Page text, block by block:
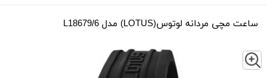
ساعت مچی مردانه لوتوس(LOTUS) مدل L18679/6